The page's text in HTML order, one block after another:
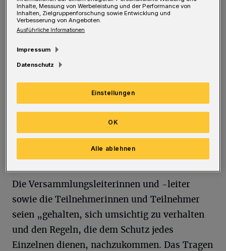
„Vornehmliche Aufgabe der Polizei ist es, die
Grundrechte der Bürgerinnen und Bürger zu
schützen, zu denen auch das Recht auf
Versammlungsfreiheit nach Artikel 8 des
Grundgesetzes zählt“, heißt es aus dem
Präsidium. Man unterstütze und ermögliche
friedliche Kundgebungen.
Die Versammlungsleiterinnen und -leiter
sowie die Teilnehmerinnen und Teilnehmer
seien „gehalten, sich umsichtig zu verhalten
und den Regeln, die dem Schutz jedes
Einzelnen dienen, nachzukommen. Das Tragen
Inhalte, Messung von Werbeleistung und der Performance von
Inhalten, Zielgruppenforschung sowie Entwicklung und
Verbesserung von Angeboten.
Ausführliche Informationen
Impressum
Datenschutz
Einstellungen
Alle ablehnen
OK